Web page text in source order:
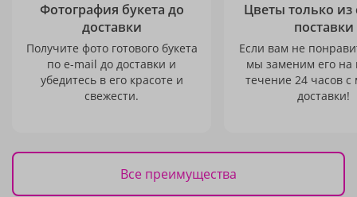
Фотография букета до
доставки
Получите фото готового букета
по e-mail до доставки и
убедитесь в его красоте и
свежести.
Цветы только из
поставки
Если вам не
мы заменим его на
течение 24 часов с
доставки!
Все преимущества